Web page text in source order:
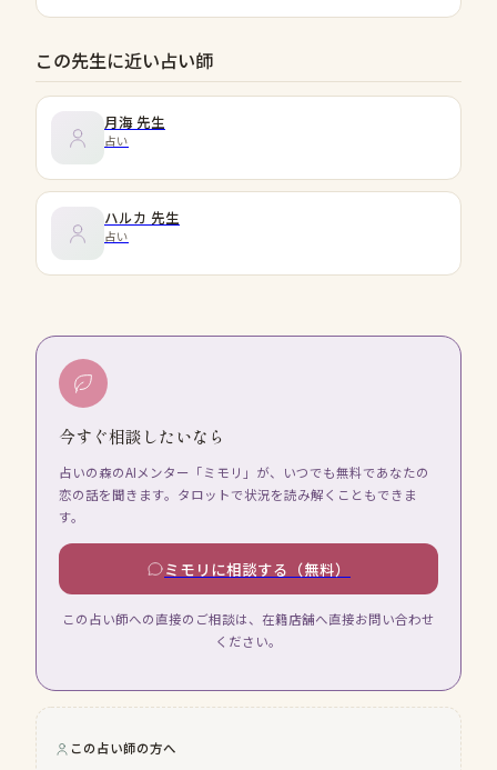
この先生に近い占い師
月海 先生
占い
ハルカ 先生
占い
今すぐ相談したいなら
占いの森のAIメンター「ミモリ」が、いつでも無料であなたの
恋の話を聞きます。タロットで状況を読み解くこともできま
す。
ミモリに相談する（無料）
この占い師への直接のご相談は、在籍店舗へ直接お問い合わせ
ください。
この占い師の方へ